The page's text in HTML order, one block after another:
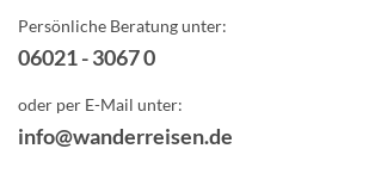
Persönliche Beratung unter:
06021 - 3067 0
oder per E-Mail unter:
info@wanderreisen.de